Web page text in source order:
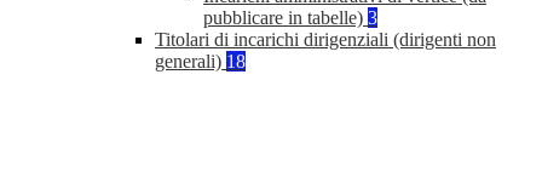
pubblicare in tabelle) 3
Titolari di incarichi dirigenziali (dirigenti non
generali) 18